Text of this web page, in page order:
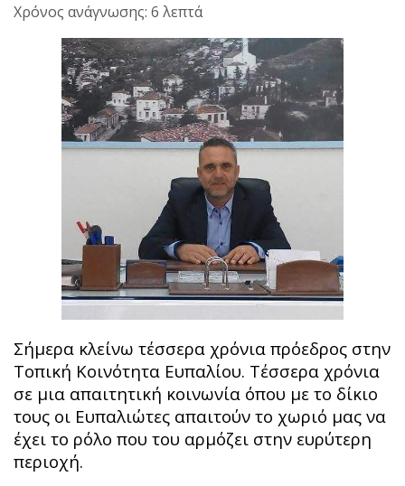
Χρόνος ανάγνωσης: 6 λεπτά
Σήμερα κλείνω τέσσερα χρόνια πρόεδρος στην
Τοπική Κοινότητα Ευπαλίου. Τέσσερα χρόνια
σε μια απαιτητική κοινωνία όπου με το δίκιο
τους οι Ευπαλιώτες απαιτούν το χωριό μας να
έχει το ρόλο που του αρμόζει στην ευρύτερη
περιοχή.